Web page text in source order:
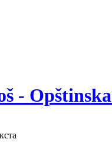
-